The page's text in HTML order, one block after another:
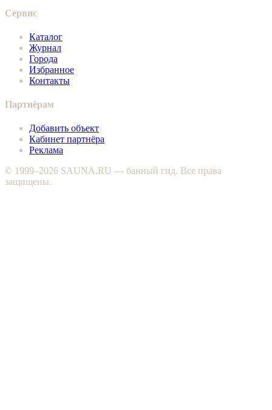
Сервис
Каталог
Журнал
Города
Избранное
Контакты
Партнёрам
Добавить объект
Кабинет партнёра
Реклама
© 1999–2026 SAUNA.RU — банный гид. Все права
защищены.